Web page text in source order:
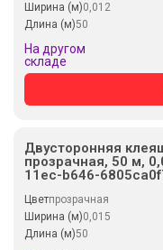
Ширина (м)0,012
Длина (м)50
На другом
складе
Двусторонняя
прозрачная, 50 м,
11ec-b646-
Цветпрозрачная
Ширина (м)0,015
Длина (м)50